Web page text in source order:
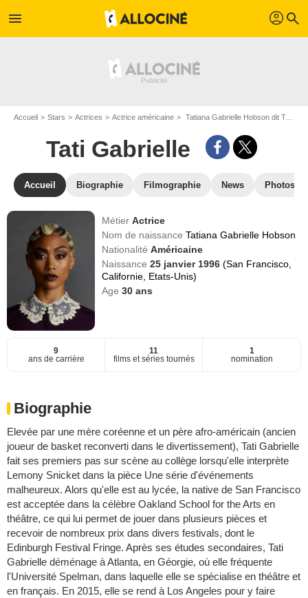
menu profil search
Accueil Stars Actrices Actrice américaine Tatiana Gabrielle Hobson dit Tati Gabrielle
Tati Gabrielle
Accueil Biographie Filmographie News Photos
MétierActrice
Nom de naissanceTatiana Gabrielle Hobson
NationalitéAméricaine
Naissance25 janvier 1996(San Francisco,
Californie, Etats-Unis)
Age30 ans
9
ans de carrière
11
films et séries tournés
1
nomination
Biographie
Elevée par une mère coréenne et un père afro-américain (ancien
joueur de basket reconverti dans le divertissement), Tati Gabrielle
fait ses premiers pas sur scène au collège lorsqu'elle interprète
Lemony Snicket dans la pièce Une série d'événements
malheureux. Alors qu'elle est au lycée, la native de San Francisco
est acceptée dans la célèbre Oakland School for the Arts en
théâtre, ce qui lui permet de jouer dans plusieurs pièces et
recevoir de nombreux prix dans divers festivals, dont le
Edinburgh Festival Fringe. Après ses études secondaires, Tati
Gabrielle déménage à Atlanta, en Géorgie, où elle fréquente
l'Université Spelman, dans laquelle elle se spécialise en théâtre et
en français. En 2015, elle se rend à Los Angeles pour y faire